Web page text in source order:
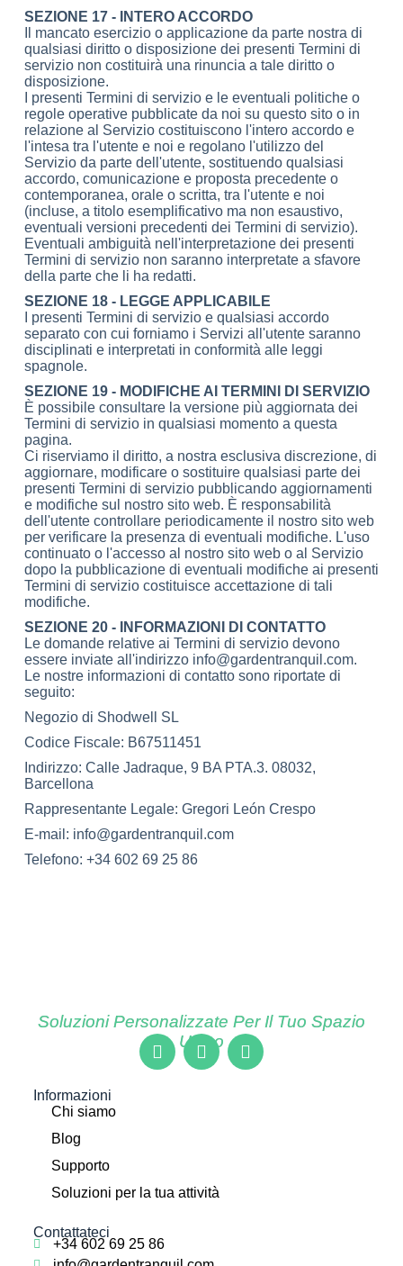
SEZIONE 17 - INTERO ACCORDO
Il mancato esercizio o applicazione da parte nostra di
qualsiasi diritto o disposizione dei presenti Termini di
servizio non costituirà una rinuncia a tale diritto o
disposizione.
I presenti Termini di servizio e le eventuali politiche o
regole operative pubblicate da noi su questo sito o in
relazione al Servizio costituiscono l'intero accordo e
l'intesa tra l'utente e noi e regolano l'utilizzo del
Servizio da parte dell'utente, sostituendo qualsiasi
accordo, comunicazione e proposta precedente o
contemporanea, orale o scritta, tra l'utente e noi
(incluse, a titolo esemplificativo ma non esaustivo,
eventuali versioni precedenti dei Termini di servizio).
Eventuali ambiguità nell'interpretazione dei presenti
Termini di servizio non saranno interpretate a sfavore
della parte che li ha redatti.
SEZIONE 18 - LEGGE APPLICABILE
I presenti Termini di servizio e qualsiasi accordo
separato con cui forniamo i Servizi all'utente saranno
disciplinati e interpretati in conformità alle leggi
spagnole.
SEZIONE 19 - MODIFICHE AI TERMINI DI SERVIZIO
È possibile consultare la versione più aggiornata dei
Termini di servizio in qualsiasi momento a questa
pagina.
Ci riserviamo il diritto, a nostra esclusiva discrezione, di
aggiornare, modificare o sostituire qualsiasi parte dei
presenti Termini di servizio pubblicando aggiornamenti
e modifiche sul nostro sito web. È responsabilità
dell'utente controllare periodicamente il nostro sito web
per verificare la presenza di eventuali modifiche. L'uso
continuato o l'accesso al nostro sito web o al Servizio
dopo la pubblicazione di eventuali modifiche ai presenti
Termini di servizio costituisce accettazione di tali
modifiche.
SEZIONE 20 - INFORMAZIONI DI CONTATTO
Le domande relative ai Termini di servizio devono
essere inviate all'indirizzo info@gardentranquil.com.
Le nostre informazioni di contatto sono riportate di
seguito:
Negozio di Shodwell SL
Codice Fiscale: B67511451
Indirizzo: Calle Jadraque, 9 BA PTA.3. 08032,
Barcellona
Rappresentante Legale: Gregori León Crespo
E-mail: info@gardentranquil.com
Telefono: +34 602 69 25 86
Soluzioni Personalizzate Per Il Tuo Spazio
Unico
Informazioni
Chi siamo
Blog
Supporto
Soluzioni per la tua attività
Contattateci
+34 602 69 25 86